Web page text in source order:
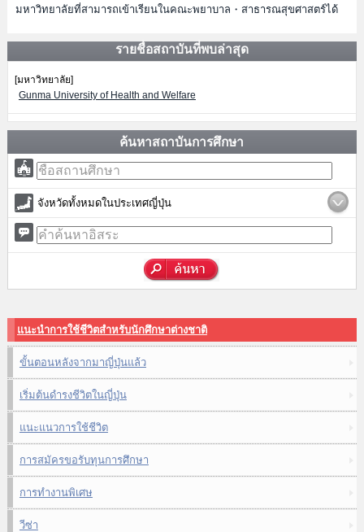
มหาวิทยาลัยที่สามารถเข้าเรียนในคณะพยาบาล・สาธารณสุขศาสตร์ได้
รายชื่อสถาบันที่พบล่าสุด
[มหาวิทยาลัย]
Gunma University of Health and Welfare
ค้นหาสถาบันการศึกษา
จังหวัดทั้งหมดในประเทศญี่ปุ่น
แนะนำการใช้ชีวิตสำหรับนักศึกษาต่างชาติ
ขั้นตอนหลังจากมาญี่ปุ่นแล้ว
เริ่มต้นดำรงชีวิตในญี่ปุ่น
แนะแนวการใช้ชีวิต
การสมัครขอรับทุนการศึกษา
การทำงานพิเศษ
วีซ่า